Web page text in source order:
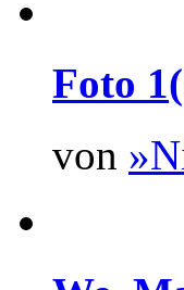
Foto
von